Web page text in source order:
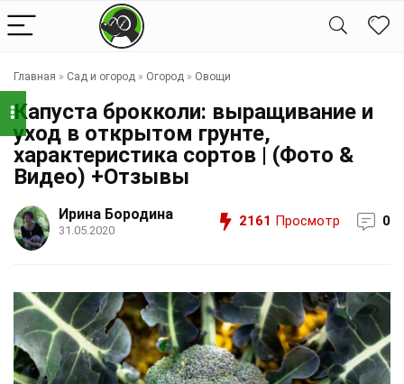
Главная » Сад и огород » Огород » Овощи
Капуста брокколи: выращивание и
уход в открытом грунте,
характеристика сортов | (Фото &
Видео) +Отзывы
Ирина Бородина
31.05.2020
2161 Просмотр 0